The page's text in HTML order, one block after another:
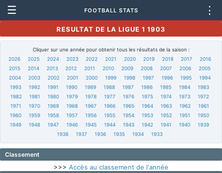
☰ FOOTBALL STATS ⋮
RESULTAT DE LA LIGUE 1 1903
Cliquer sur une année pour obtenir tous les résultats de la saison :
2026
2025 2024 2023 2022 2021 2020 2019 2018 2017
2016
2015
2014 2013 2012 2011 2010 2009 2008 2007 2006
2005
2004
2003 2002 2001 2000 1999 1998 1997 1996 1995
1994
1993
1992 1991 1990 1989 1988 1987 1986 1985 1984
1983
1982
1981 1980 1979 1978 1977 1976 1975 1974 1973
1972
1971
1970 1969 1968 1967 1966 1965 1964 1963 1962
1961
1960
1959 1958 1957 1956 1955 1954 1953 1952 1951
1950
1949
1948 1947 1946 1945 1944 1943 1942 1941 1940
1939
1938
1937 1936 1935 1934 1933
Classement
>>> Accès au classement de l'année